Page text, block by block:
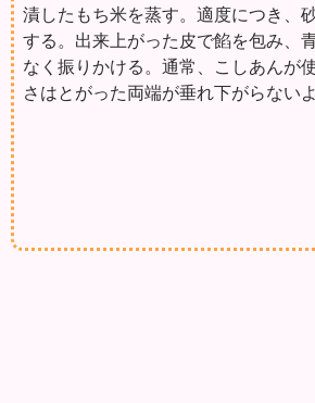
漬したもち米を蒸す。適度につき、
する。出来上がった皮で餡を包み、
なく振りかける。通常、こしあんが
さはとがった両端が垂れ下がらない